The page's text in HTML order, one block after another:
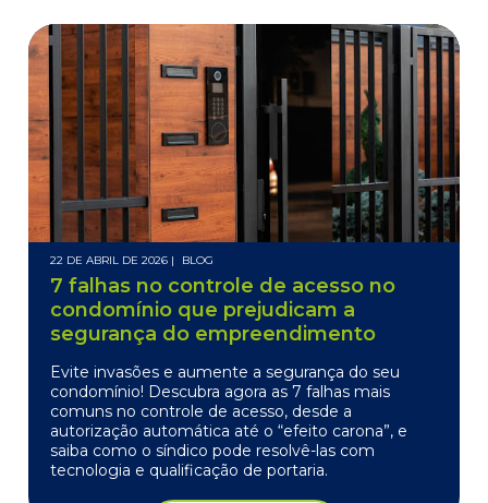
22 DE ABRIL DE 2026 | BLOG
7 falhas no controle de acesso no
condomínio que prejudicam a
segurança do empreendimento
Evite invasões e aumente a segurança do seu
condomínio! Descubra agora as 7 falhas mais
comuns no controle de acesso, desde a
autorização automática até o “efeito carona”, e
saiba como o síndico pode resolvê-las com
tecnologia e qualificação de portaria.